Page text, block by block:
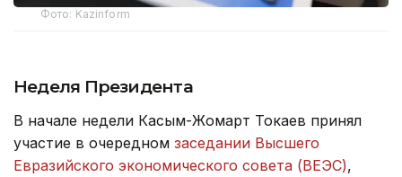
Фото: Kazinform
Неделя Президента
В начале недели Касым-Жомарт Токаев принял
участие в очередном заседании Высшего
Евразийского экономического совета (ВЕЭС),